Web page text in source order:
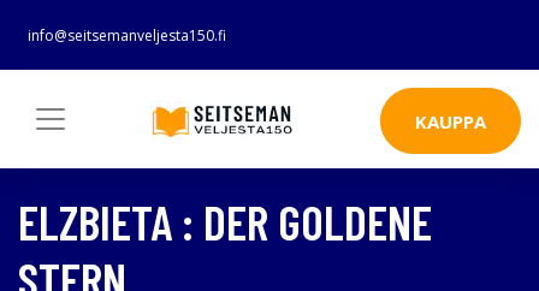
info@seitsemanveljesta150.fi
KAUPPA
ELZBIETA : DER GOLDENE
STERN